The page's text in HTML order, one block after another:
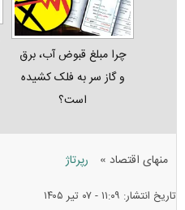
چرا مبلغ قبوض آب، برق
و گاز سر به فلک کشیده
است؟
منهای اقتصاد » رپرتاژ
تاریخ انتشار: ۱۱:۰۹ - ۰۷ تير ۱۴۰۵